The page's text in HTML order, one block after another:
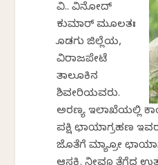
ವಿ.ಕೆ. ವಿನೋದ್‌
ಕುಮಾರ್ ಮೂಲತಃ
ಕೊಡಗು ಜಿಲ್ಲೆಯ,
ವಿರಾಜಪೇಟೆ
ತಾಲೂಕಿನ
ಶಿವಕೇರಿಯವರು.
ಅರಣ್ಯ ಇಲಾಖೆಯಲ್ಲಿ
ಪಕ್ಷಿ ಛಾಯಾಗ್ರಹಣ
ಜೊತೆಗೆ ಮ್ಯಾಕ್ರೋ